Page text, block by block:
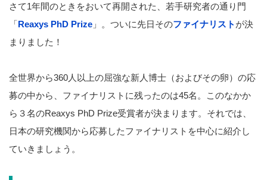
さて1年間のときをおいて再開された、若手研究者の通り門
「Reaxys PhD Prize 」。ついに先日そのファイナリスト が決
まりました！
全世界から360人以上の屈強な新人博士（およびその卵）の応
募の中から、ファイナリストに残ったのは45名。このなかか
ら３名のReaxys PhD Prize受賞者が決まります。それでは、
日本の研究機関から応募したファイナリストを中心に紹介し
ていきましょう。